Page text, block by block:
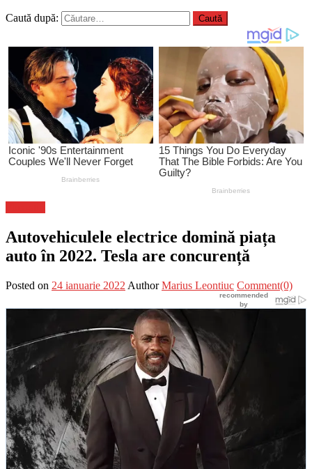
Caută după:
Autovehiculele electrice domină piața
auto în 2022. Tesla are concurență
Posted on 24 ianuarie 2022 Author Marius Leontiuc Comment(0)